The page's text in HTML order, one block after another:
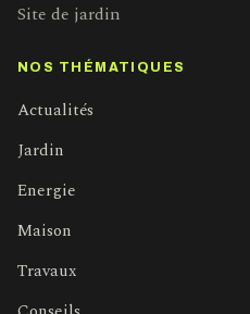
Site de jardin
NOS THÉMATIQUES
Actualités
Jardin
Energie
Maison
Travaux